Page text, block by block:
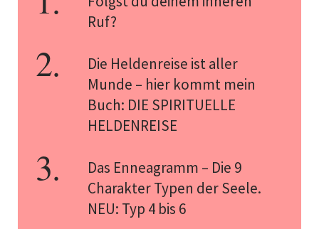
Ruf?
Die Heldenreise ist aller
Munde – hier kommt mein
Buch: DIE SPIRITUELLE
HELDENREISE
Das Enneagramm – Die 9
Charakter Typen der Seele.
NEU: Typ 4 bis 6